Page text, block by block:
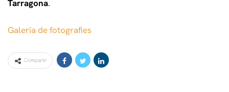
Tarragona.
Galeria de fotografies
Compartir